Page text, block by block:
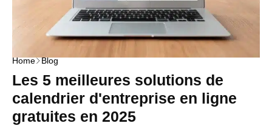
Home Blog
Les 5 meilleures solutions de
calendrier d'entreprise en ligne
gratuites en 2025